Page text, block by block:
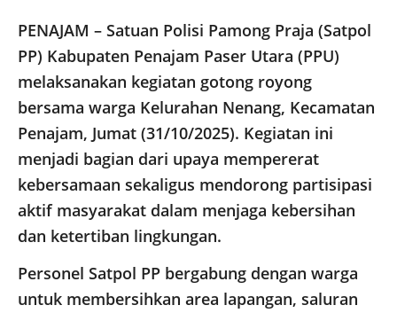
PENAJAM – Satuan Polisi Pamong Praja (Satpol
PP) Kabupaten Penajam Paser Utara (PPU)
melaksanakan kegiatan gotong royong
bersama warga Kelurahan Nenang, Kecamatan
Penajam, Jumat (31/10/2025). Kegiatan ini
menjadi bagian dari upaya mempererat
kebersamaan sekaligus mendorong partisipasi
aktif masyarakat dalam menjaga kebersihan
dan ketertiban lingkungan.
Personel Satpol PP bergabung dengan warga
untuk membersihkan area lapangan, saluran